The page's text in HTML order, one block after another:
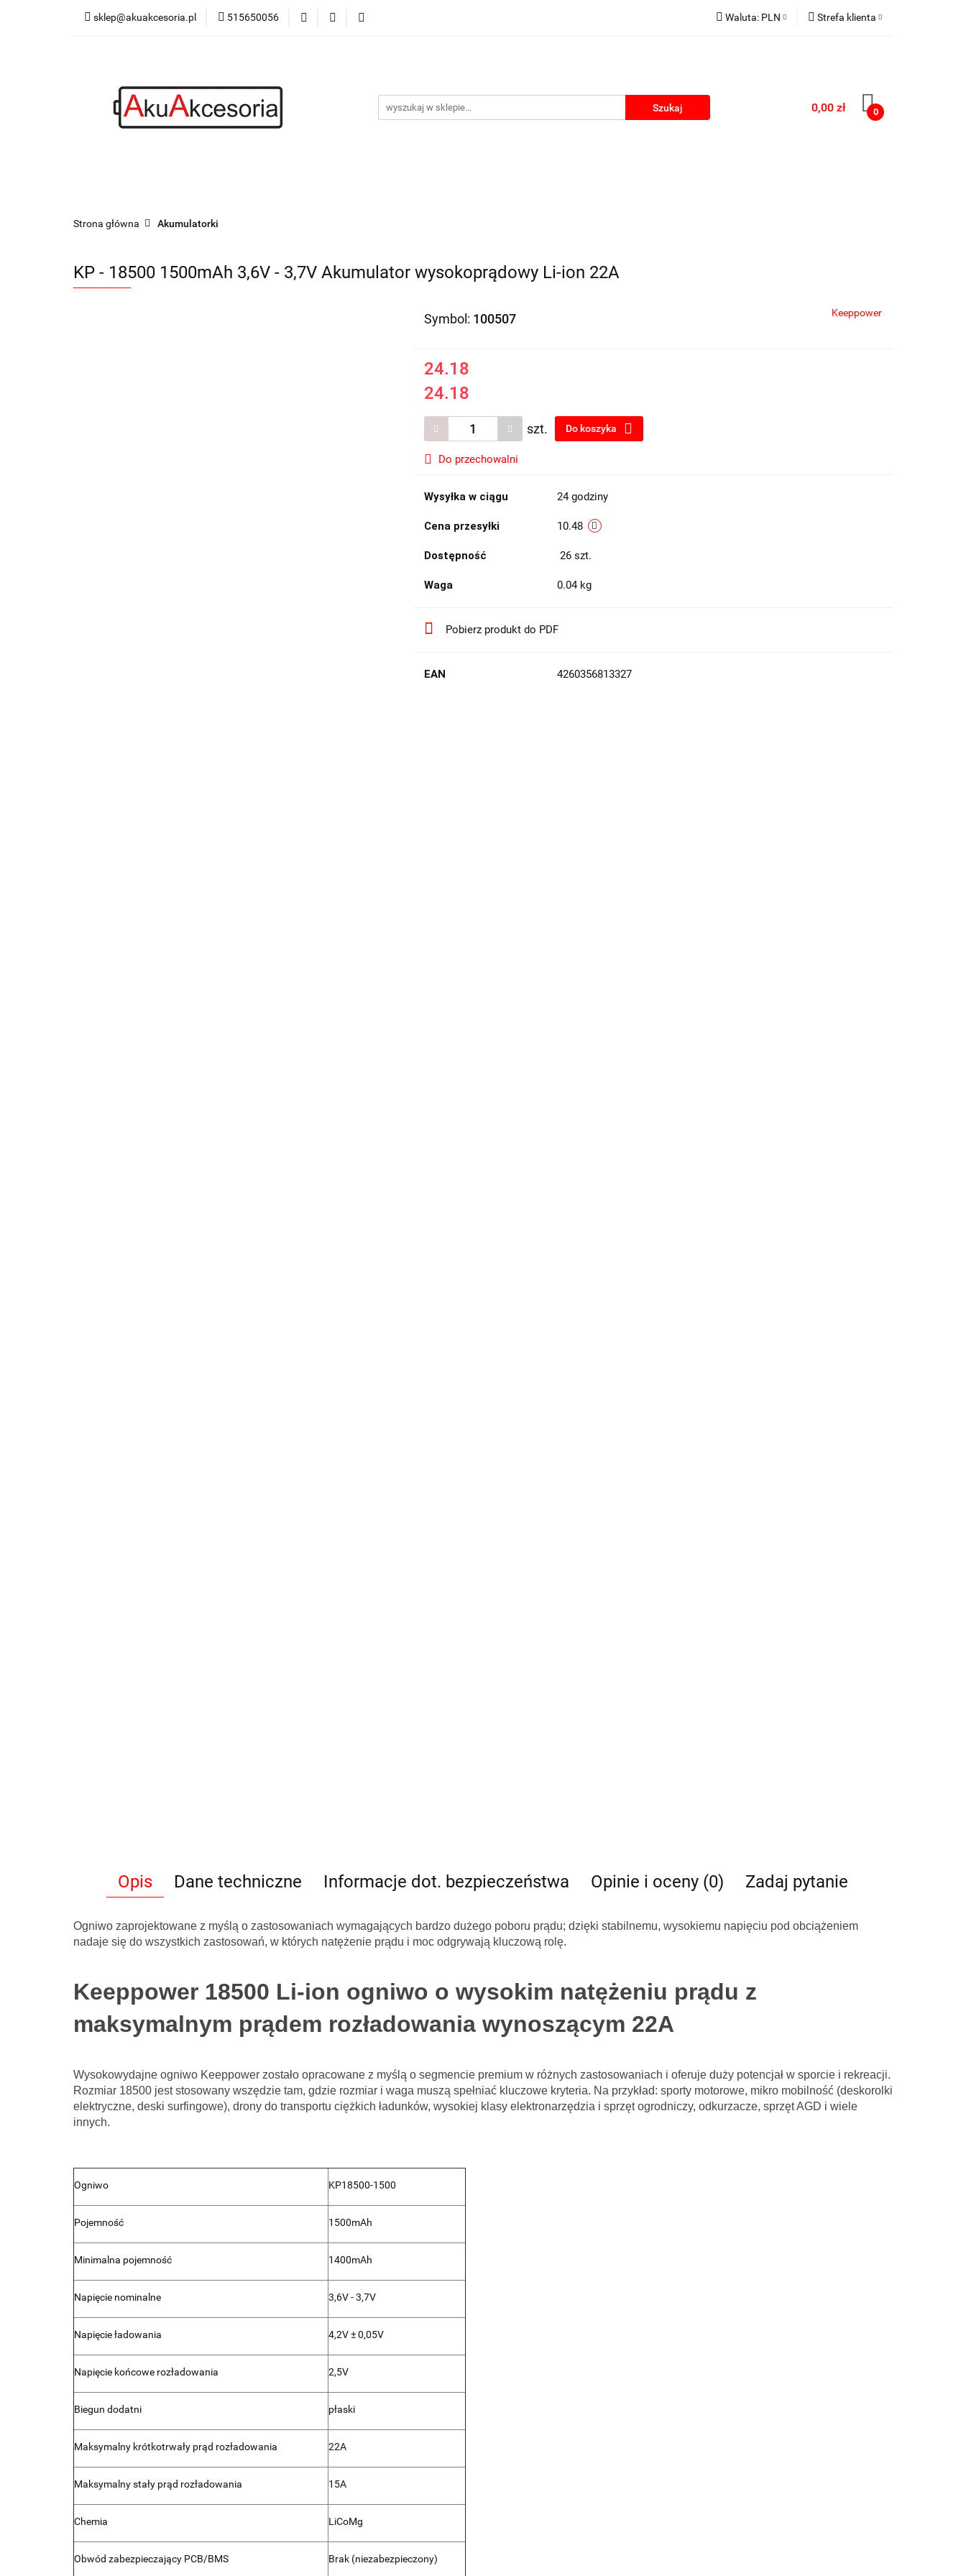
sklep@akuakcesoria.pl 515650056 Waluta: PLN Strefa klienta
Dodaj zgłoszenie
Zgody cookies
0,00 zł 0
Akumulatorki Ładowarki Akumulatorki na USB
Strona główna Akumulatorki
KP - 18500 1500mAh 3,6V - 3,7V Akumulator wysokoprądowy Li-ion 22A
Symbol: 100507 Keeppower
24.18
24.18
szt. Do koszyka
Do przechowalni
Wysyłka w ciągu 24 godziny
Cena przesyłki 10.48
Dostępność 26 szt.
Waga 0.04 kg
Pobierz produkt do PDF
EAN 4260356813327
Opis Dane techniczne Informacje dot. bezpieczeństwa Opinie i oceny (0) Zadaj pytanie
Ogniwo zaprojektowane z myślą o zastosowaniach wymagających bardzo dużego poboru prądu; dzięki stabilnemu, wysokiemu napięciu pod obciążeniem
nadaje się do wszystkich zastosowań, w których natężenie prądu i moc odgrywają kluczową rolę.
Keeppower 18500 Li-ion ogniwo o wysokim natężeniu prądu z
maksymalnym prądem rozładowania wynoszącym 22A
Wysokowydajne ogniwo Keeppower zostało opracowane z myślą o segmencie premium w różnych zastosowaniach i oferuje duży potencjał w sporcie i rekreacji.
Rozmiar 18500 jest stosowany wszędzie tam, gdzie rozmiar i waga muszą spełniać kluczowe kryteria. Na przykład: sporty motorowe, mikro mobilność (deskorolki
elektryczne, deski surfingowe), drony do transportu ciężkich ładunków, wysokiej klasy elektronarzędzia i sprzęt ogrodniczy, odkurzacze, sprzęt AGD i wiele
innych.
Ogniwo KP18500-1500
Pojemność 1500mAh
Minimalna pojemność 1400mAh
Napięcie nominalne 3,6V - 3,7V
Napięcie ładowania 4,2V ± 0,05V
Napięcie końcowe rozładowania 2,5V
Biegun dodatni płaski
Maksymalny krótkotrwały prąd rozładowania 22A
Maksymalny stały prąd rozładowania 15A
Chemia LiCoMg
Obwód zabezpieczający PCB/BMS Brak (niezabezpieczony)